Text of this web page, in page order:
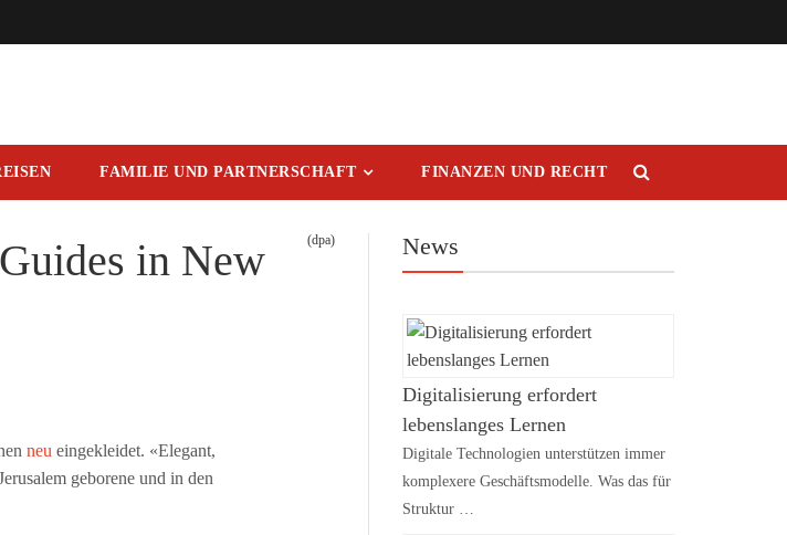
FAMILIE UND PARTNERSCHAFT FINANZEN UND RECHT
in New
(dpa)
neu eingekleidet. «Elegant,
geborene und in den
News
Digitalisierung erfordert
lebenslanges Lernen
Digitale Technologien unterstützen immer
komplexere Geschäftsmodelle. Was das für
Struktur …